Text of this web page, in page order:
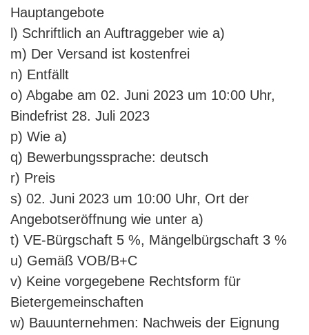
Hauptangebote
l) Schriftlich an Auftraggeber wie a)
m) Der Versand ist kostenfrei
n) Entfällt
o) Abgabe am 02. Juni 2023 um 10:00 Uhr,
Bindefrist 28. Juli 2023
p) Wie a)
q) Bewerbungssprache: deutsch
r) Preis
s) 02. Juni 2023 um 10:00 Uhr, Ort der
Angebotseröffnung wie unter a)
t) VE-Bürgschaft 5 %, Mängelbürgschaft 3 %
u) Gemäß VOB/B+C
v) Keine vorgegebene Rechtsform für
Bietergemeinschaften
w) Bauunternehmen: Nachweis der Eignung